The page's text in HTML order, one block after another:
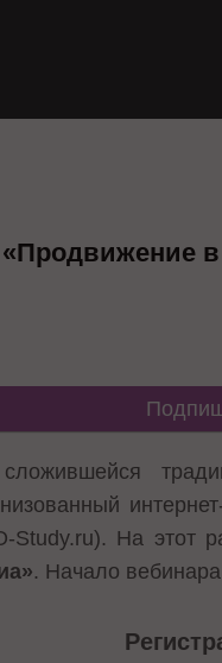
Study.ru). На этот
. Начало